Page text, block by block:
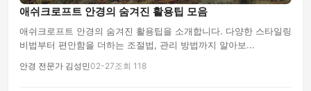
애쉬크로프트 안경의 숨겨진 활용팁 모음
애쉬크로프트 안경의 숨겨진 활용팁을 소개합니다. 다양한 스타일링
비법부터 편안함을 더하는 조절법, 관리 방법까지 알아보...
안경 전문가 김성민02-27조회 118